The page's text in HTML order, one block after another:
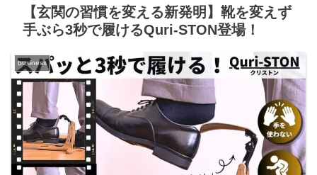
【玄関の習慣を変える新発明】靴を変えず
手ぶら3秒で履けるQuri-STON登場！
business